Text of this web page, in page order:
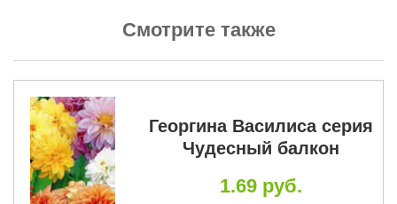
Смотрите также
Георгина Василиса серия
Чудесный балкон
1.69 руб.